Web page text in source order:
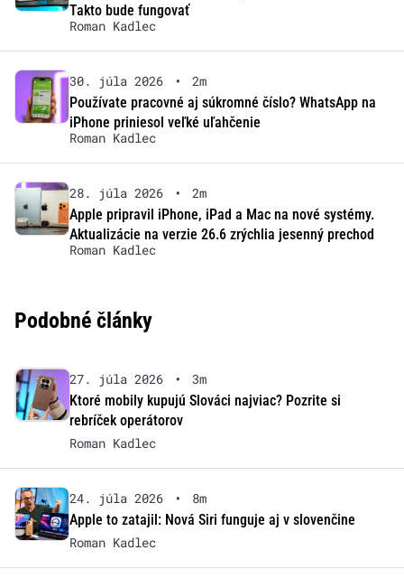
Takto bude fungovať
Roman Kadlec
30. júla 2026 •
2m
Používate pracovné aj súkromné číslo? WhatsApp na
iPhone priniesol veľké uľahčenie
Roman Kadlec
28. júla 2026 •
2m
Apple pripravil iPhone, iPad a Mac na nové systémy.
Aktualizácie na verzie 26.6 zrýchlia jesenný prechod
Roman Kadlec
Podobné články
27. júla 2026 •
3m
Ktoré mobily kupujú Slováci najviac? Pozrite si
rebríček operátorov
Roman Kadlec
24. júla 2026 •
8m
Apple to zatajil: Nová Siri funguje aj v slovenčine
Roman Kadlec